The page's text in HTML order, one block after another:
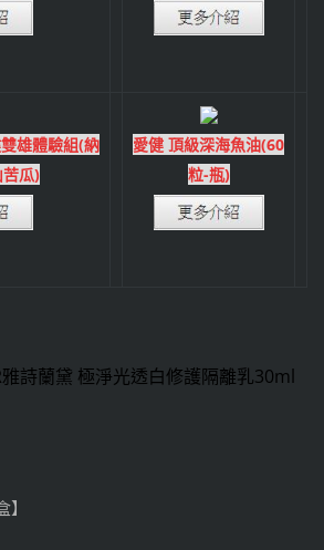
雄體驗組(納
瓜)
愛健 頂級深海魚油(60
粒-瓶)
雅詩蘭黛 極淨光透白修護隔離乳30ml